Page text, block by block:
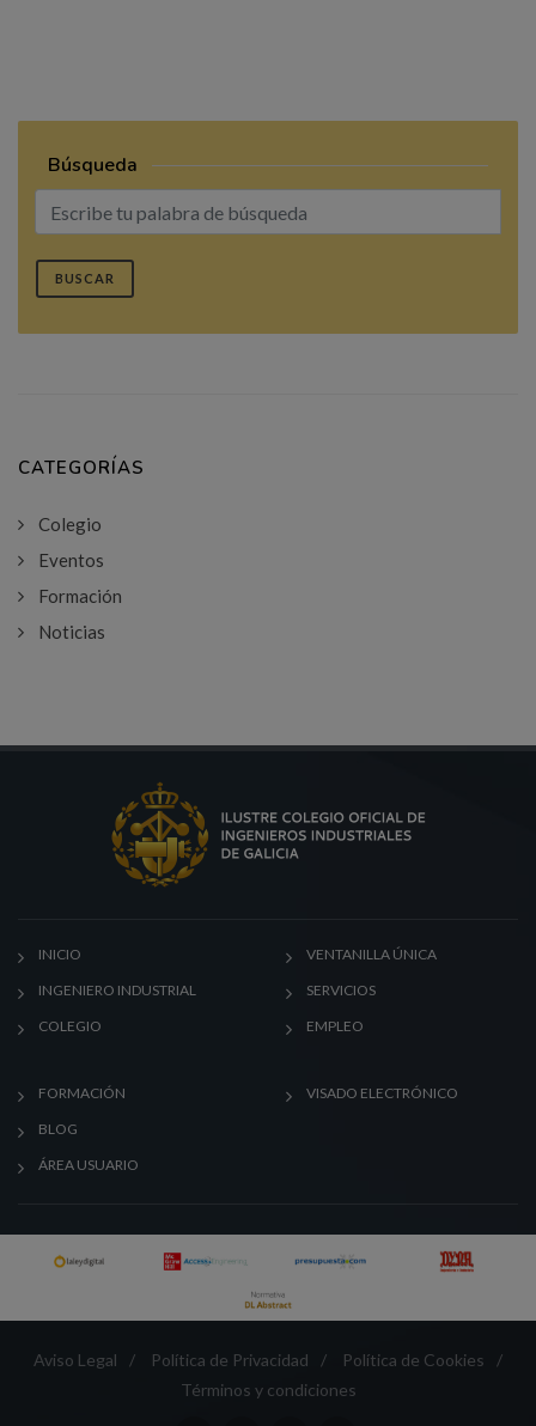
Búsqueda
BUSCAR
CATEGORÍAS
Colegio
Eventos
Formación
Noticias
INICIO
INGENIERO INDUSTRIAL
COLEGIO
VENTANILLA ÚNICA
SERVICIOS
EMPLEO
FORMACIÓN
BLOG
ÁREA USUARIO
VISADO ELECTRÓNICO
Aviso Legal / Política de Privacidad / Política de Cookies
/
Términos y condiciones